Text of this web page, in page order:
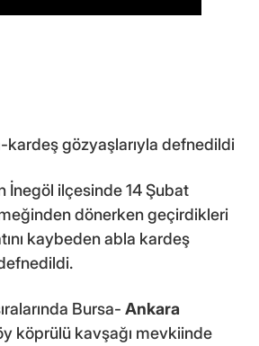
kardeş gözyaşlarıyla defnedildi
İnegöl ilçesinde 14 Şubat
dönerken geçirdikleri
kaybeden abla kardeş
Bursa- Ankara
köprülü kavşağı mevkiinde